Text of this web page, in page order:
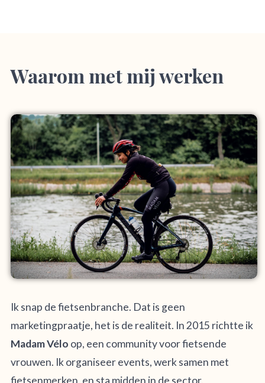
Waarom met mij werken
Ik snap de fietsenbranche. Dat is geen
marketingpraatje, het is de realiteit. In 2015 richtte ik
Madam Vélo op, een community voor fietsende
vrouwen. Ik organiseer events, werk samen met